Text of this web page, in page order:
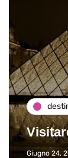
Giugno 24,